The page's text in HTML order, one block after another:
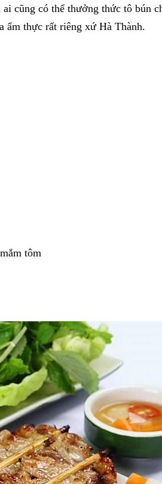
cũng có thể thưởng thức tô bún
ẩm thực rất riêng xứ Hà Thành.
tôm